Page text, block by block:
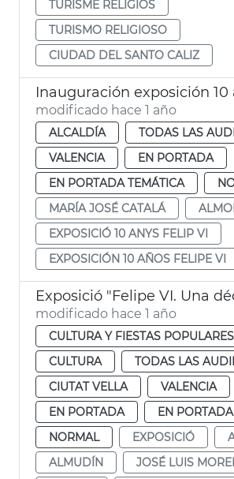
TURISME RELIGIÓS
TURISMO RELIGIOSO
CIUDAD DEL SANTO CALIZ
modificado hace 1 año
ALCALDÍA
TODAS LAS
VALENCIA
EN PORTADA
EN PORTADA TEMÁTICA
MARÍA JOSÉ CATALÁ
EXPOSICIÓ 10 ANYS FELIP VI
EXPOSICIÓN 10 AÑOS FELIPE VI
modificado hace 1 año
CULTURA Y FIESTAS POPULARES
CULTURA
TODAS LAS
CIUTAT VELLA
VALENCIA
EN PORTADA
EN
NORMAL
EXPOSICIÓ
ALMUDÍN
JOSÉ LUIS